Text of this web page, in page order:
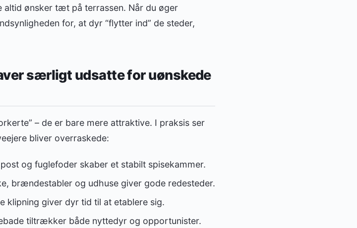
ønsker tæt på terrassen. Når du øger
for, at dyr “flytter ind” de steder,
særligt udsatte for uønskede
– de er bare mere attraktive. I praksis ser
bliver overraskede:
og fuglefoder skaber et stabilt spisekammer.
brændestabler og udhuse giver gode redesteder.
giver dyr tid til at etablere sig.
tiltrækker både nyttedyr og opportunister.